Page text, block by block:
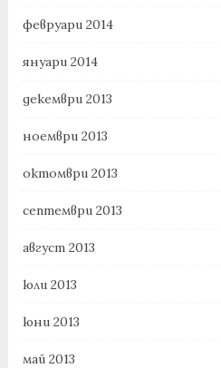
февруари 2014
януари 2014
декември 2013
ноември 2013
октомври 2013
септември 2013
август 2013
юли 2013
юни 2013
май 2013